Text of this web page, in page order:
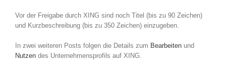
Vor der Freigabe durch XING sind noch Titel (bis zu 90 Zeichen)
und Kurzbeschreibung (bis zu 350 Zeichen) einzugeben.
In zwei weiteren Posts folgen die Details zum Bearbeiten und
Nutzen des Unternehmensprofils auf XING.